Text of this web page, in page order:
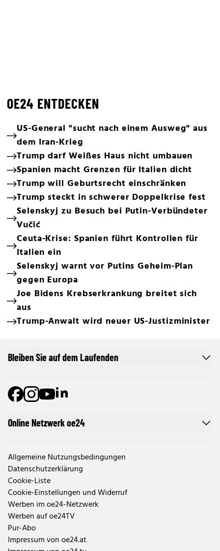
OE24 ENTDECKEN
US-General "sucht nach einem Ausweg" aus
dem Iran-Krieg
Trump darf Weißes Haus nicht umbauen
Spanien macht Grenzen für Italien dicht
Trump will Geburtsrecht einschränken
Trump steckt in schwerer Doppelkrise fest
Selenskyj zu Besuch bei Putin-Verbündeter
Vučić
Ceuta-Krise: Spanien führt Kontrollen für
Italien ein
Selenskyj warnt vor Putins Geheim-Plan
gegen Europa
Joe Bidens Krebserkrankung breitet sich
aus
Trump-Anwalt wird neuer US-Justizminister
Online Netzwerk oe24
Allgemeine Nutzungsbedingungen
Datenschutzerklärung
Cookie-Liste
Cookie-Einstellungen und Widerruf
Werben im oe24-Netzwerk
Werben auf oe24TV
Pur-Abo
Impressum von oe24.at
Bleiben Sie auf dem Laufenden